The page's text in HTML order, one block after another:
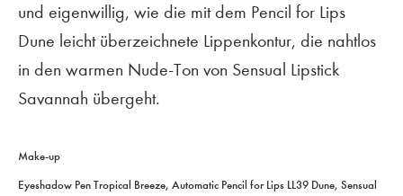
und eigenwillig, wie die mit dem Pencil for Lips
Dune leicht überzeichnete Lippenkontur, die nahtlos
in den warmen Nude-Ton von Sensual Lipstick
Savannah übergeht.
Make-up
Eyeshadow Pen Tropical Breeze, Automatic Pencil for Lips LL39 Dune, Sensual